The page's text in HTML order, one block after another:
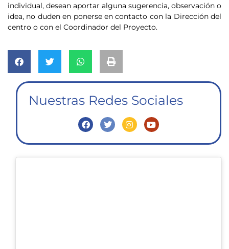
individual, desean aportar alguna sugerencia, observación o
idea, no duden en ponerse en contacto con la Dirección del
centro o con el Coordinador del Proyecto.
Nuestras Redes Sociales